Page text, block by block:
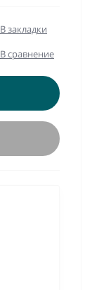
В закладки
В сравнение